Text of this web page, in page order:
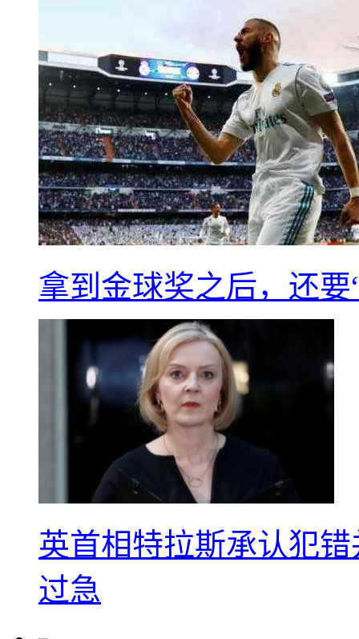
拿到金球奖之后，还
英首相特拉斯承认犯
过急